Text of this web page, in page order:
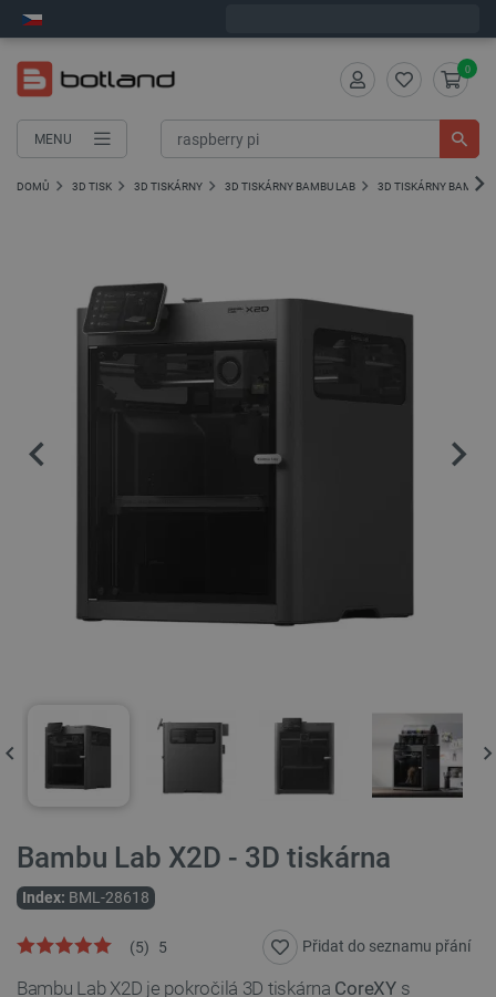
MENU
0
DOMŮ 3D TISK 3D TISKÁRNY 3D TISKÁRNY BAMBU LAB 3D TISKÁRNY BAMBU
Bambu Lab X2D - 3D tiskárna
Index: BML-28618
5
(5) Přidat do seznamu přání
Bambu Lab X2D je pokročilá 3D tiskárna CoreXYs